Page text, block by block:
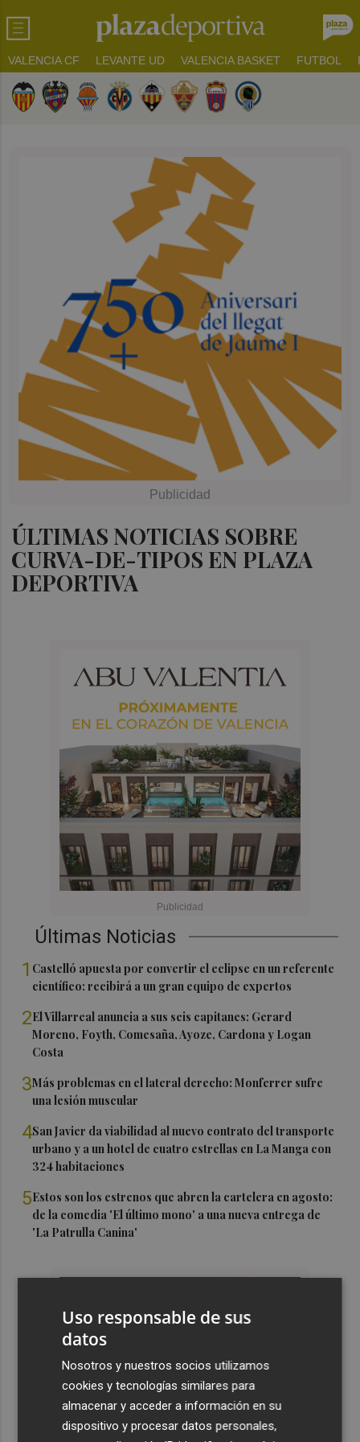
VALENCIA CF LEVANTE UD VALENCIA BASKET FUTBOL
ÚLTIMAS NOTICIAS SOBRE
CURVA-DE-TIPOS EN PLAZA
DEPORTIVA
Últimas Noticias
1 Castelló apuesta por convertir el eclipse en un referente
científico: recibirá a un gran equipo de expertos
2El Villarreal anuncia a sus seis capitanes: Gerard
Moreno, Foyth, Comesaña, Ayoze, Cardona y Logan
Costa
3Más problemas en el lateral derecho: Monferrer sufre
una lesión muscular
4San Javier da viabilidad al nuevo contrato del transporte
urbano y a un hotel de cuatro estrellas en La Manga con
324 habitaciones
5Estos son los estrenos que abren la cartelera en agosto:
de la comedia 'El último mono' a una nueva entrega de
'La Patrulla Canina'
Uso responsable de sus
datos
Nosotros y nuestros socios utilizamos
cookies y tecnologías similares para
almacenar y acceder a información en su
dispositivo y procesar datos personales,